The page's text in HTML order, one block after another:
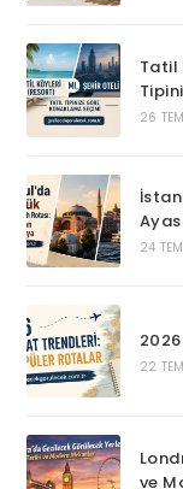
Tatil
26
24
22
ve